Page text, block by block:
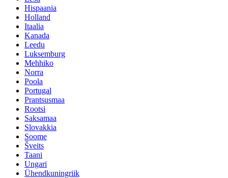
Hispaania
Holland
Itaalia
Kanada
Leedu
Luksemburg
Mehhiko
Norra
Poola
Portugal
Prantsusmaa
Rootsi
Saksamaa
Slovakkia
Soome
Šveits
Taani
Ungari
Ühendkuningriik